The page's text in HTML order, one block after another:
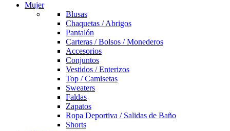
Mujer
Blusas
Chaquetas / Abrigos
Pantalón
Carteras / Bolsos / Monederos
Accesorios
Conjuntos
Vestidos / Enterizos
Top / Camisetas
Sweaters
Faldas
Zapatos
Ropa Deportiva / Salidas de Baño
Shorts